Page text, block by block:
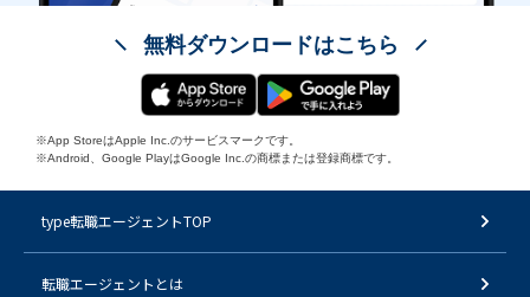
無料ダウンロードはこちら
※App StoreはApple Inc.のサービスマークです。
※Android、Google PlayはGoogle Inc.の商標または登録商標です。
type転職エージェントTOP
転職エージェントとは